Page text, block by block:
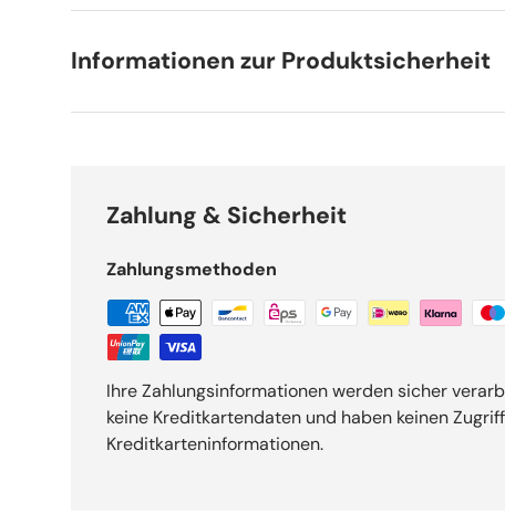
Informationen zur Produktsicherheit
Zahlung & Sicherheit
Zahlungsmethoden
Ihre Zahlungsinformationen werden sicher
keine Kreditkartendaten und haben keinen
Kreditkarteninformationen.